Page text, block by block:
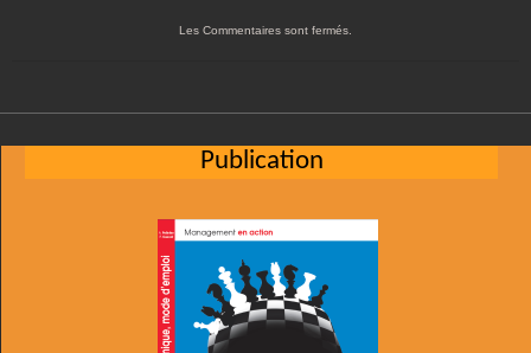
Les Commentaires sont fermés.
Publication